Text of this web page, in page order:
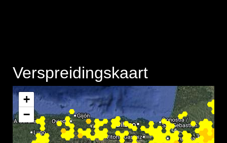
Verspreidingskaart
+
−